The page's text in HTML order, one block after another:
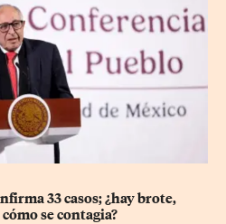
33 casos; ¿hay brote,
se contagia?